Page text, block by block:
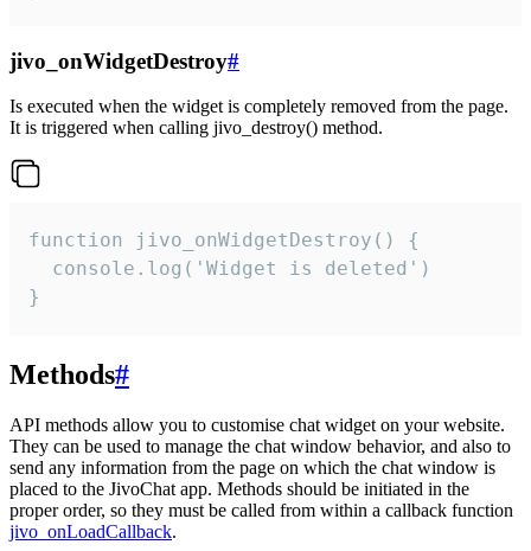
jivo_onWidgetDestroy#
Is executed when the widget is completely removed from the page.
It is triggered when calling jivo_destroy() method.
function jivo_onWidgetDestroy() {
  console.log('Widget is deleted')
}
Methods#
API methods allow you to customise chat widget on your website.
They can be used to manage the chat window behavior, and also to
send any information from the page on which the chat window is
placed to the JivoChat app. Methods should be initiated in the
proper order, so they must be called from within a callback function
jivo_onLoadCallback.